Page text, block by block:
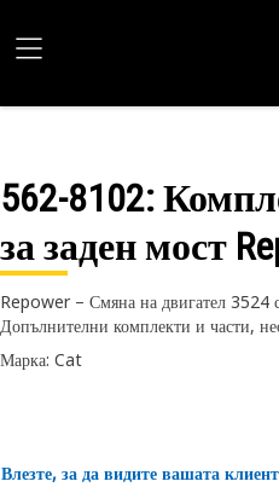
562-8102:
за заден мост
Repower – Смяна на двигател 3524
Допълнителни комплекти и части,
Марка: Cat
Влезте, за да видите вашата